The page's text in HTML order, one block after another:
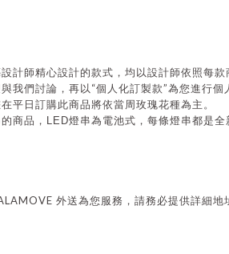
計師精心設計的款式，均以設計師依照每
我們討論，再以 “個人化訂製款”為您進行個
平日訂購此商品將依當周玫瑰花種為主。
商品， LED燈串為電池式，每條燈串都是全
外送為您服務，請務必提供詳細地